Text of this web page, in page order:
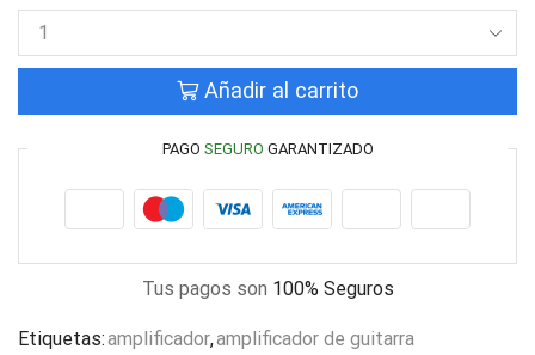
Añadir al carrito
PAGO SEGURO GARANTIZADO
Tus pagos son 100% Seguros
Etiquetas:amplificador,amplificador de guitarra